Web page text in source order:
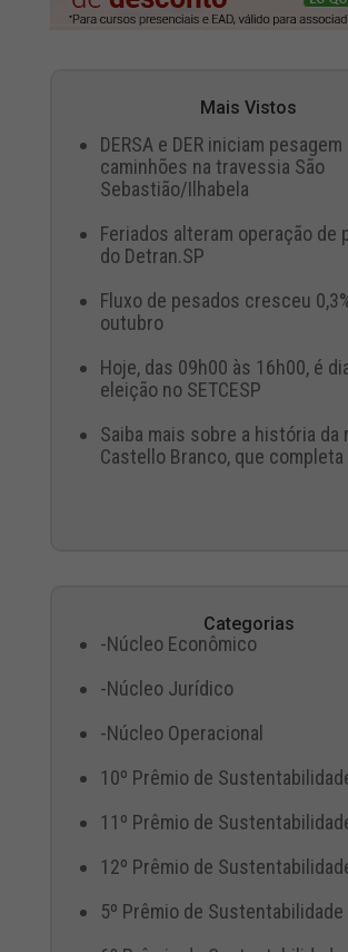
Mais Vistos
DERSA e DER iniciam pesagem
caminhões na travessia São
Sebastião/Ilhabela
Feriados alteram operação de
do Detran.SP
Fluxo de pesados cresceu
outubro
Hoje, das 09h00 às 16h00, é
eleição no SETCESP
Saiba mais sobre a história da
Castello Branco, que completa
Categorias
-Núcleo Econômico
-Núcleo Jurídico
-Núcleo Operacional
10º Prêmio de
11º Prêmio de
12º Prêmio de
5º Prêmio de Sustentabilidade